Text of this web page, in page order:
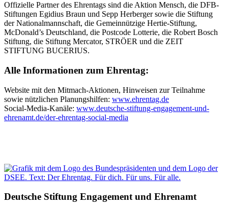
Offizielle Partner des Ehrentags sind die Aktion Mensch, die DFB-
Stiftungen Egidius Braun und Sepp Herberger sowie die Stiftung
der Nationalmannschaft, die Gemeinnützige Hertie-Stiftung,
McDonald’s Deutschland, die Postcode Lotterie, die Robert Bosch
Stiftung, die Stiftung Mercator, STRÖER und die ZEIT
STIFTUNG BUCERIUS.
Alle Informationen zum Ehrentag:
Website mit den Mitmach-Aktionen, Hinweisen zur Teilnahme
sowie nützlichen Planungshilfen: www.ehrentag.de
Social-Media-Kanäle: www.deutsche-stiftung-engagement-und-
ehrenamt.de/der-ehrentag-social-media
Deutsche Stiftung Engagement und Ehrenamt